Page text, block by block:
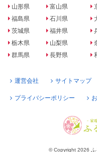
山形県
福島県
茨城県
栃木県
群馬県
富山県
石川県
福井県
山梨県
長野県
運営会社 サイトマップ
プライバシーポリシー
© Copyright 2026 ふ